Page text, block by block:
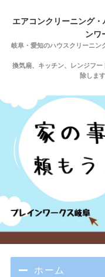
エアコンクリーニング
ンワ
岐阜・愛知のハウスクリーニン
換気扇、キッチン、レンジフ
除しま
ホーム